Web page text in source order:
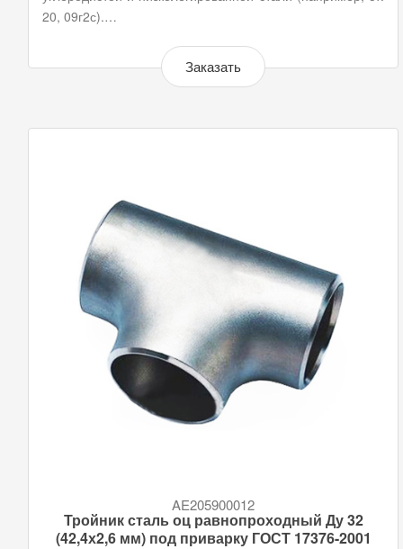
20, 09г2с).…
Заказать
AE205900012
Тройник сталь оц равнопроходный Ду 32
(42,4х2,6 мм) под приварку ГОСТ 17376-2001